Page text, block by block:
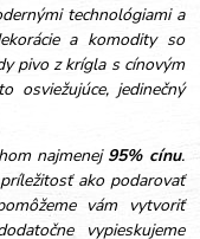
technológiami a
a komodity so
pivo z krígla s cínovým
jedinečný
najmenej 95% cínu.
ako podarovať
vám vytvoriť
vypieskujeme